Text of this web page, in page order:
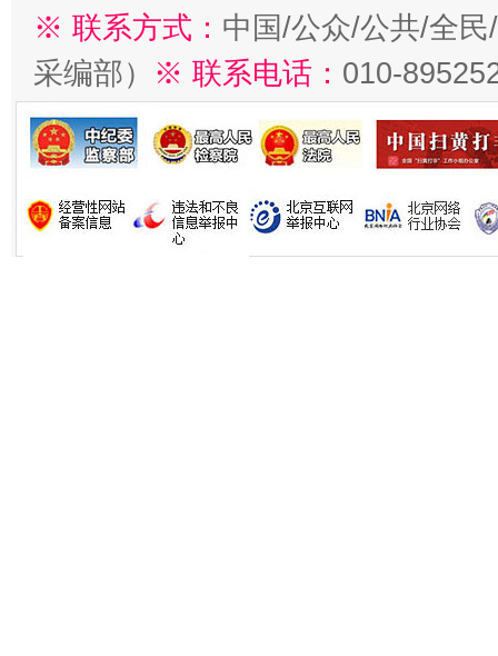
※ 联系方式： 中国/公众/公共/全
采编部） ※ 联系电话： 010-